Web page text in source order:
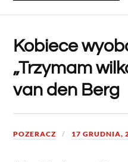
Kobiece
„Trzymam
van den Berg
POZERACZ 17 GRUDNIA,